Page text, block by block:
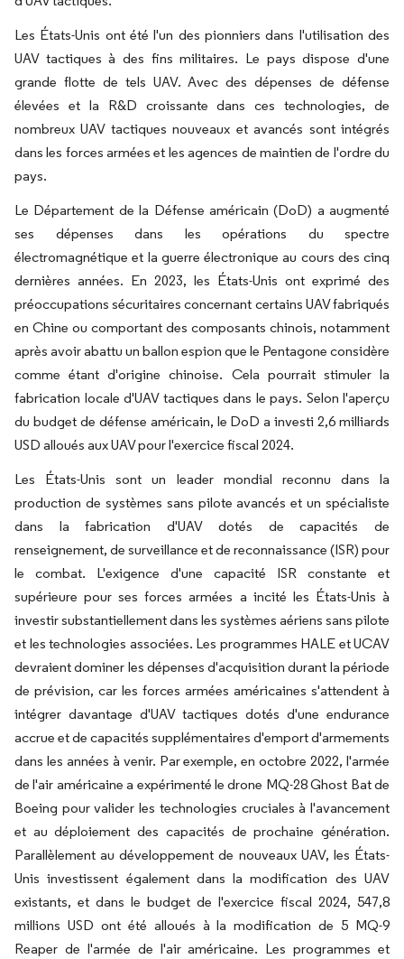
Les États-Unis ont été l'un des pionniers dans l'utilisation des
UAV tactiques à des fins militaires. Le pays dispose d'une
grande flotte de tels UAV. Avec des dépenses de défense
élevées et la R&D croissante dans ces technologies, de
nombreux UAV tactiques nouveaux et avancés sont intégrés
dans les forces armées et les agences de maintien de l'ordre du
pays.
Le Département de la Défense américain (DoD) a augmenté
ses dépenses dans les opérations du spectre
électromagnétique et la guerre électronique au cours des cinq
dernières années. En 2023, les États-Unis ont exprimé des
préoccupations sécuritaires concernant certains UAV fabriqués
en Chine ou comportant des composants chinois, notamment
après avoir abattu un ballon espion que le Pentagone considère
comme étant d'origine chinoise. Cela pourrait stimuler la
fabrication locale d'UAV tactiques dans le pays. Selon l'aperçu
du budget de défense américain, le DoD a investi 2,6 milliards
USD alloués aux UAV pour l'exercice fiscal 2024.
Les États-Unis sont un leader mondial reconnu dans la
production de systèmes sans pilote avancés et un spécialiste
dans la fabrication d'UAV dotés de capacités de
renseignement, de surveillance et de reconnaissance (ISR) pour
le combat. L'exigence d'une capacité ISR constante et
supérieure pour ses forces armées a incité les États-Unis à
investir substantiellement dans les systèmes aériens sans pilote
et les technologies associées. Les programmes HALE et UCAV
devraient dominer les dépenses d'acquisition durant la période
de prévision, car les forces armées américaines s'attendent à
intégrer davantage d'UAV tactiques dotés d'une endurance
accrue et de capacités supplémentaires d'emport d'armements
dans les années à venir. Par exemple, en octobre 2022, l'armée
de l'air américaine a expérimenté le drone MQ-28 Ghost Bat de
Boeing pour valider les technologies cruciales à l'avancement
et au déploiement des capacités de prochaine génération.
Parallèlement au développement de nouveaux UAV, les États-
Unis investissent également dans la modification des UAV
existants, et dans le budget de l'exercice fiscal 2024, 547,8
millions USD ont été alloués à la modification de 5 MQ-9
Reaper de l'armée de l'air américaine. Les programmes et